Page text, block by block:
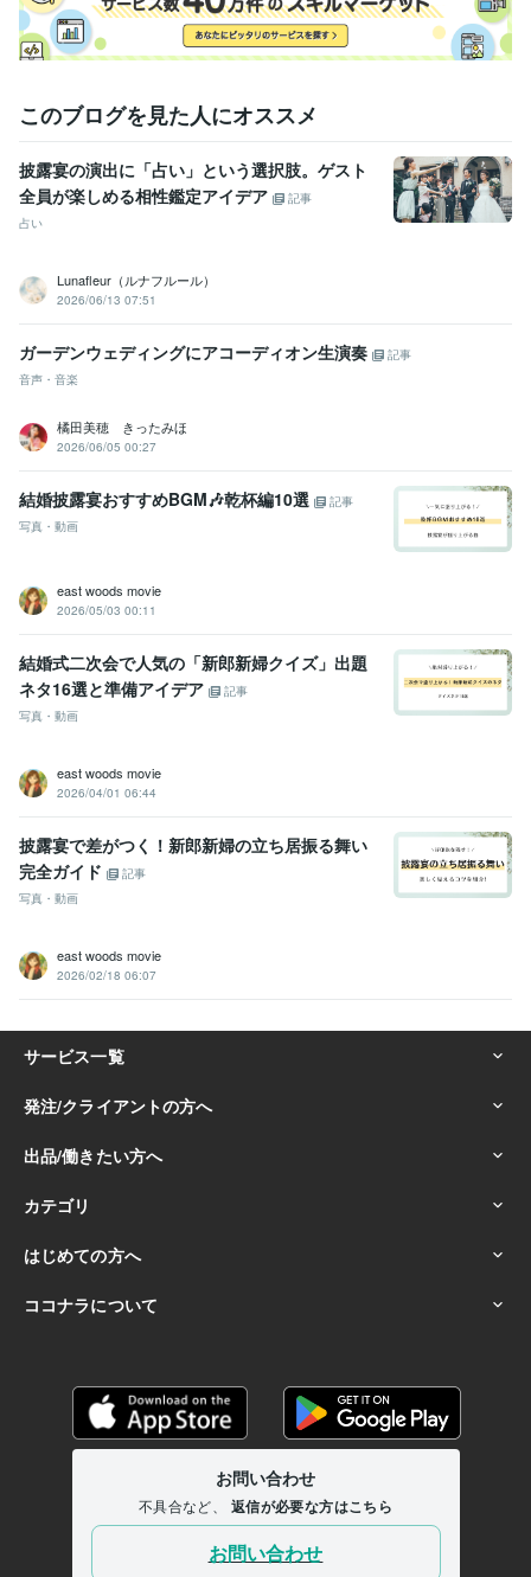
このブログを見た人にオススメ
披露宴の演出に「占い」という選択肢。ゲスト
全員が楽しめる相性鑑定アイデア
記事
占い
Lunafleur（ルナフルール）
2026/06/13 07:51
ガーデンウェディングにアコーディオン生演奏
記事
音声・音楽
橘田美穂 きったみほ
2026/06/05 00:27
結婚披露宴おすすめBGM🎶乾杯編10選
記事
写真・動画
east woods movie
2026/05/03 00:11
結婚式二次会で人気の「新郎新婦クイズ」出題
ネタ16選と準備アイデア
記事
写真・動画
east woods movie
2026/04/01 06:44
披露宴で差がつく！新郎新婦の立ち居振る舞い
完全ガイド
記事
写真・動画
east woods movie
2026/02/18 06:07